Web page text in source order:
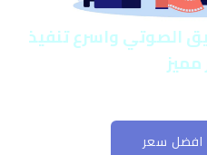
الصوتي واسرع تنفيذ
افضل سعر